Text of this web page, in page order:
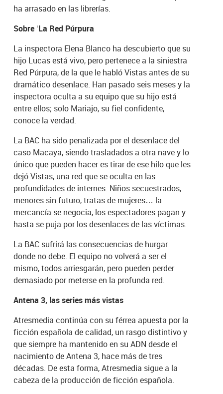
ha arrasado en las librerías.
Sobre ‘La Red Púrpura
La inspectora Elena Blanco ha descubierto que su
hijo Lucas está vivo, pero pertenece a la siniestra
Red Púrpura, de la que le habló Vistas antes de su
dramático desenlace. Han pasado seis meses y la
inspectora oculta a su equipo que su hijo está
entre ellos; solo Mariajo, su fiel confidente,
conoce la verdad.
La BAC ha sido penalizada por el desenlace del
caso Macaya, siendo trasladados a otra nave y lo
único que pueden hacer es tirar de ese hilo que les
dejó Vistas, una red que se oculta en las
profundidades de internes. Niños secuestrados,
menores sin futuro, tratas de mujeres… la
mercancía se negocia, los espectadores pagan y
hasta se puja por los desenlaces de las víctimas.
La BAC sufrirá las consecuencias de hurgar
donde no debe. El equipo no volverá a ser el
mismo, todos arriesgarán, pero pueden perder
demasiado por meterse en la profunda red.
Antena 3, las series más vistas
Atresmedia continúa con su férrea apuesta por la
ficción española de calidad, un rasgo distintivo y
que siempre ha mantenido en su ADN desde el
nacimiento de Antena 3, hace más de tres
décadas. De esta forma, Atresmedia sigue a la
cabeza de la producción de ficción española.